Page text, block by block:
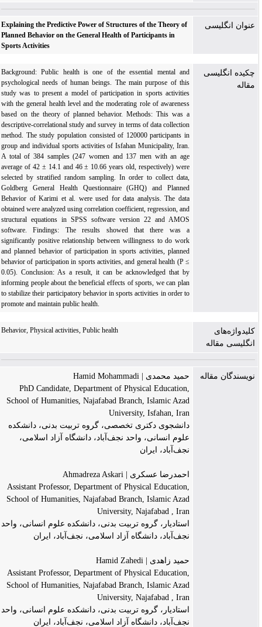
عنوان انگلیسی
Explaining the Predictive Power of Structures of the Theory of
Planned Behavior on the General Health of Participants in
Sports Activities
چکیده انگلیسی
مقاله
Background: Public health is one of the essential mental and
psychological needs of human beings. The main purpose of this
study was to present a model of participation in sports activities
with the general health level and the moderating role of awareness
based on the theory of planned behavior. Methods: This was a
descriptive-correlational study and survey in terms of data collection
method. The study population consisted of 120000 participants in
group and individual sports activities of Isfahan Municipality, Iran.
A total of 384 samples (247 women and 137 men with an age
average of 42 ± 14.1 and 46 ± 10.66 years old, respectively) were
selected by stratified random sampling. In order to collect data,
Goldberg General Health Questionnaire (GHQ) and Planned
Behavior of Karimi et al. were used for data analysis. The data
obtained were analyzed using correlation coefficient, regression, and
structural equations in SPSS software version 22 and AMOS
software. Findings: The results showed that there was a
significantly positive relationship between willingness to do work
and planned behavior of participation in sports activities, planned
behavior of participation in sports activities, and general health (P ≤
0.05). Conclusion: As a result, it can be acknowledged that by
informing people about the beneficial effects of sports, we can plan
to stabilize their participatory behavior in sports activities in order to
promote and maintain public health.
کلیدواژه‌های
انگلیسی مقاله
Behavior, Physical activities, Public health
نویسندگان مقاله
حمید محمدی | Hamid Mohammadi
PhD Candidate, Department of Physical Education,
School of Humanities, Najafabad Branch, Islamic Azad
University, Isfahan, Iran
دانشجوی دکتری تخصصی، گروه تربیت بدنی، دانشکده
علوم انسانی، واحد نجف‌آباد، دانشگاه آزاد اسلامی،
نجف‌آباد، ایران
احمدرضا عسکری | Ahmadreza Askari
Assistant Professor, Department of Physical Education,
School of Humanities, Najafabad Branch, Islamic Azad
University, Najafabad , Iran
استادیار، گروه تربیت بدنی، دانشکده علوم انسانی، واحد
نجف‌آباد، دانشگاه آزاد اسلامی، نجف‌آباد، ایران
حمید زاهدی | Hamid Zahedi
Assistant Professor, Department of Physical Education,
School of Humanities, Najafabad Branch, Islamic Azad
University, Najafabad , Iran
استادیار، گروه تربیت بدنی، دانشکده علوم انسانی، واحد
نجف‌آباد، دانشگاه آزاد اسلامی، نجف‌آباد، ایران